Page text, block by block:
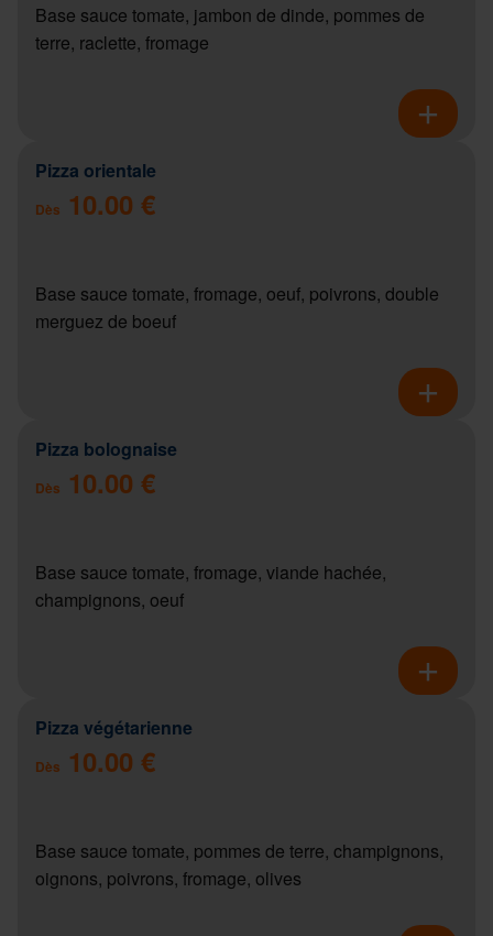
Base sauce tomate, jambon de dinde, pommes de
terre, raclette, fromage
Pizza orientale
Dès 10.00 €
Base sauce tomate, fromage, oeuf, poivrons, double
merguez de boeuf
Pizza bolognaise
Dès 10.00 €
Base sauce tomate, fromage, viande hachée,
champignons, oeuf
Pizza végétarienne
Dès 10.00 €
Base sauce tomate, pommes de terre, champignons,
oignons, poivrons, fromage, olives